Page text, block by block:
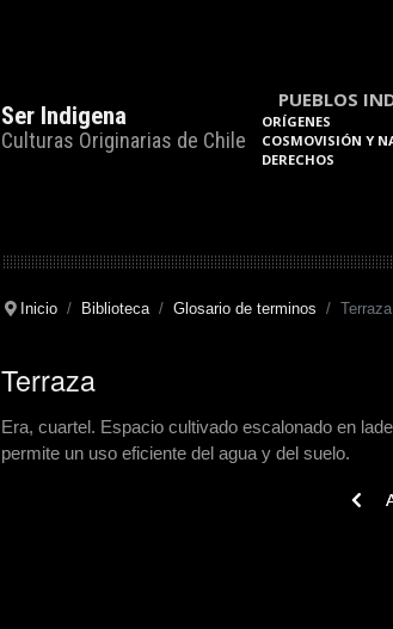
Ser Indigena
Culturas Originarias de Chile
PUEBLOS
ORÍGENES
COSMOVISIÓN Y
DERECHOS
Inicio Biblioteca Glosario de terminos Terraza
Terraza
Era, cuartel. Espacio cultivado escalonado en
permite un uso eficiente del agua y del suelo.